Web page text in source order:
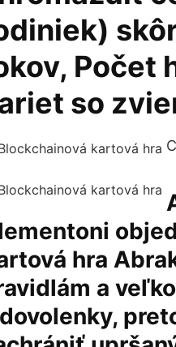
Počet
so
hra
a